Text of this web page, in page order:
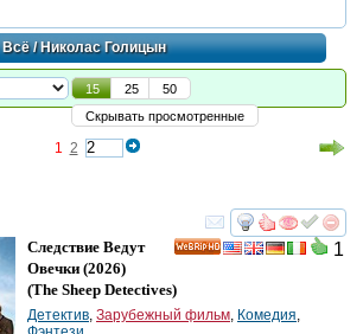
Всё/ Николас Голицын
15 25
50
Скрывать просмотренные
1 2
смотреть
1
Следствие Ведут
Овечки (2026)
(The Sheep Detectives)
Детектив Зарубежный фильм Комедия